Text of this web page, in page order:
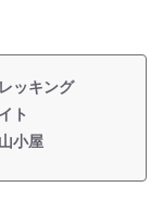
ッキング
ト
小屋